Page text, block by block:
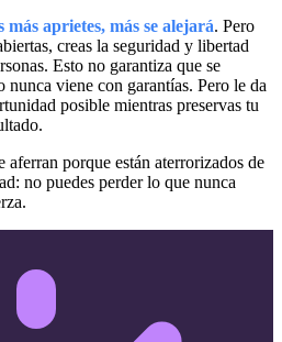
más aprietes, más se alejará. Pero
creas la seguridad y libertad
Esto no garantiza que se
viene con garantías. Pero le da
posible mientras preservas tu
aferran porque están aterrorizados de
no puedes perder lo que nunca